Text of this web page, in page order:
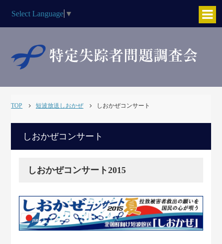
Select Language ▼
TOP 短波放送しおかぜ しおかぜコンサート
しおかぜコンサート
しおかぜコンサート2015